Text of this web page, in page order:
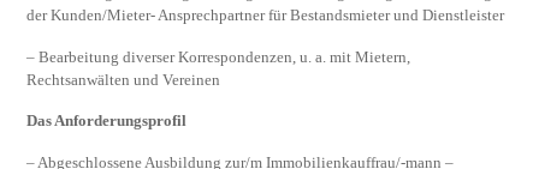
der Kunden/Mieter- Ansprechpartner für Bestandsmieter und Dienstleister
– Bearbeitung diverser Korrespondenzen, u. a. mit Mietern,
Rechtsanwälten und Vereinen
Das Anforderungsprofil
– Abgeschlossene Ausbildung zur/m Immobilienkauffrau/-mann –